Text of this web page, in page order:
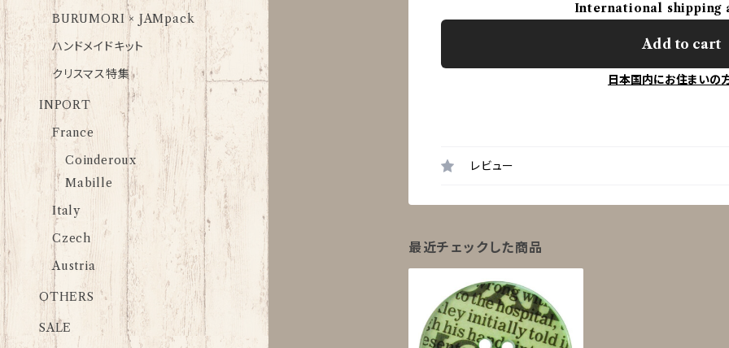
International shipping
Add to cart
日本国内にお住まいの
レビュー
最近チェックした商品
BURUMORI × JAMpack
ハンドメイドキット
クリスマス特集
INPORT
France
Coinderoux
Mabille
Italy
Czech
Austria
OTHERS
SALE